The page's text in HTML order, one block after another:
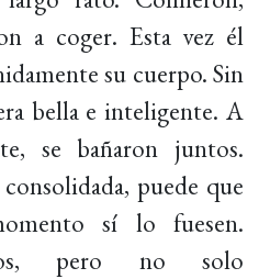
a coger. Esta vez él
su cuerpo. Sin
bella e inteligente. A
se bañaron juntos.
puede que
sí lo fuesen.
pero no solo